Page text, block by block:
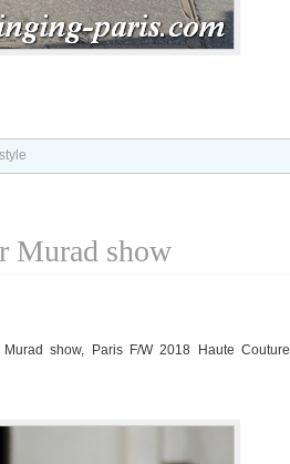
Murad show
show, Paris F/W 2018 Haute Couture